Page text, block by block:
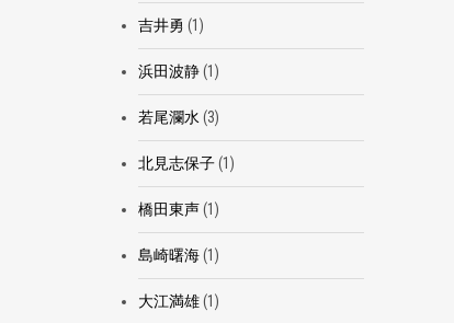
吉井勇 (1)
浜田波静(1)
若尾瀾水 (3)
北見志保子(1)
橋田東声(1)
島崎曙海(1)
大江満雄(1)